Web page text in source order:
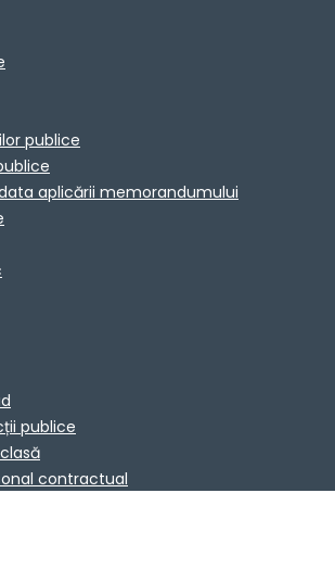
publice
aplicării memorandumului
publice
contractual